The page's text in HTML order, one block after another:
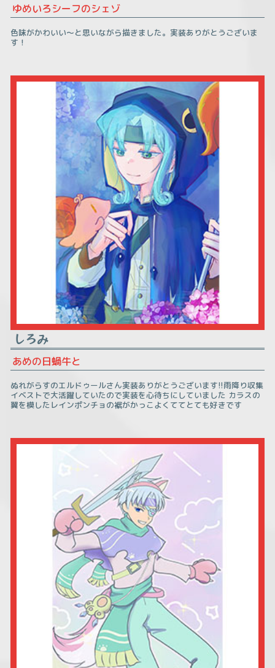
ゆめいろシーフのシェゾ
色味がかわいい～と思いながら描きました。実装ありがとうございま
す！
しろみ
あめの日蝸牛と
ぬれがらすのエルドゥールさん実装ありがとうございます!!雨降り収集
イベストで大活躍していたので実装を心待ちにしていました カラスの
翼を模したレインポンチョの裾がかっこよくててとても好きです